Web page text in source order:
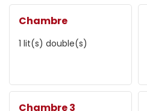
Chambre
1 lit(s) double(s)
Chambre 3